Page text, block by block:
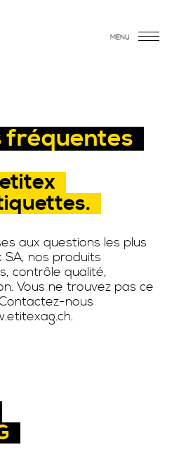
MENU
fréquentes
aux questions les plus
nos produits
contrôle qualité,
Vous ne trouvez pas ce
nous